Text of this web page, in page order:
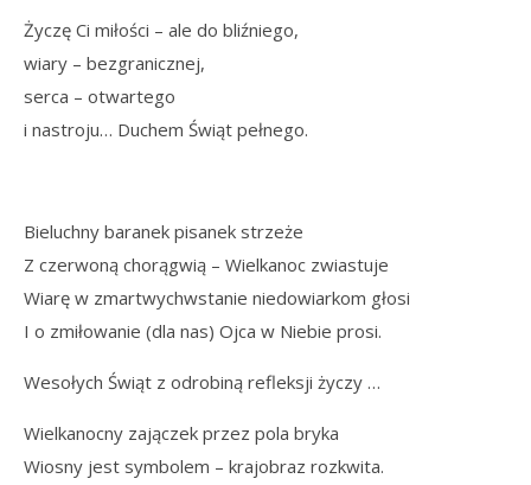
Życzę Ci miłości – ale do bliźniego,
wiary – bezgranicznej,
serca – otwartego
i nastroju… Duchem Świąt pełnego.
Bieluchny baranek pisanek strzeże
Z czerwoną chorągwią – Wielkanoc zwiastuje
Wiarę w zmartwychwstanie niedowiarkom głosi
I o zmiłowanie (dla nas) Ojca w Niebie prosi.
Wesołych Świąt z odrobiną refleksji życzy …
Wielkanocny zajączek przez pola bryka
Wiosny jest symbolem – krajobraz rozkwita.